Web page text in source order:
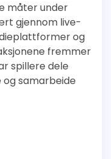
måter under
gjennom live-
og
fremmer
spillere dele
samarbeide